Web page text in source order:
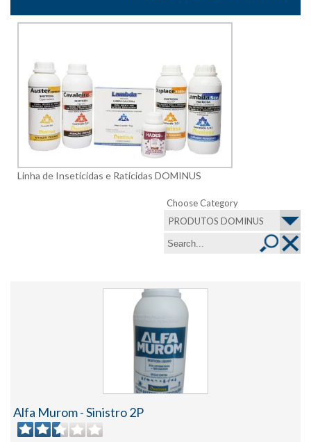
Linha de Inseticidas e Raticidas DOMINUS
Choose Category
PRODUTOS DOMINUS
Alfa Murom - Sinistro 2P